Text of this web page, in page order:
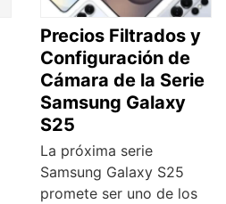
Precios Filtrados y
Configuración de
Cámara de la Serie
Samsung Galaxy
S25
La próxima serie
Samsung Galaxy S25
promete ser uno de los